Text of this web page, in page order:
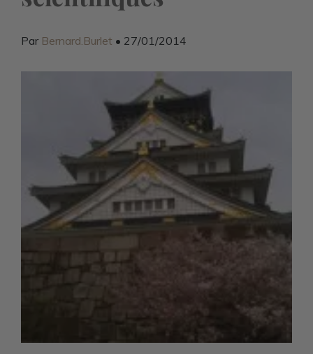
Par Bernard.Burlet • 27/01/2014